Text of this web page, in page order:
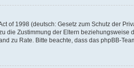
of 1998 (deutsch: Gesetz zum Schutz der
die Zustimmung der Eltern
zu Rate. Bitte beachte, dass das phpBB-